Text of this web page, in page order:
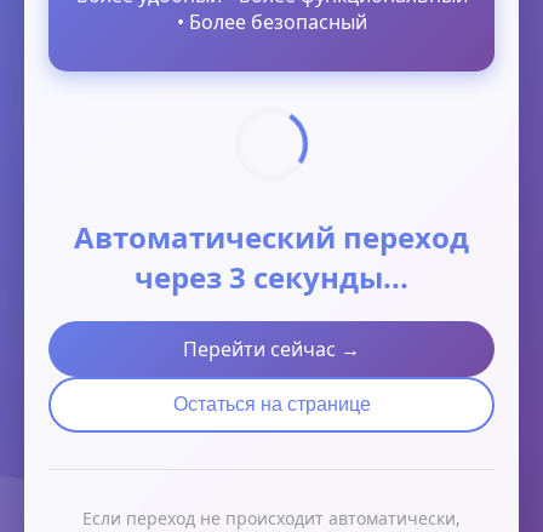
• Более безопасный
Автоматический переход
через 3 секунды...
Перейти сейчас →
Остаться на странице
Если переход не происходит автоматически,